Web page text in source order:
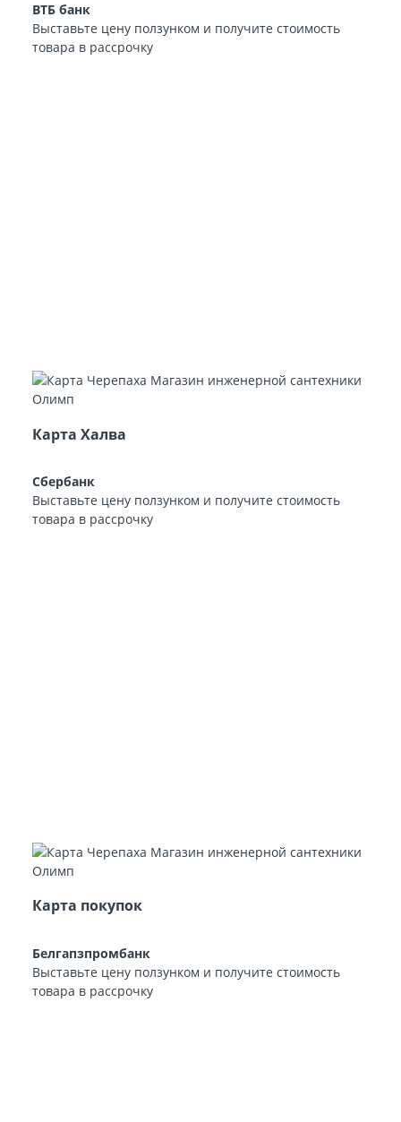
ВТБ банк
Выставьте цену ползунком и получите стоимость
товара в рассрочку
Карта Халва
Сбербанк
Выставьте цену ползунком и получите стоимость
товара в рассрочку
Карта покупок
Белгапзпромбанк
Выставьте цену ползунком и получите стоимость
товара в рассрочку